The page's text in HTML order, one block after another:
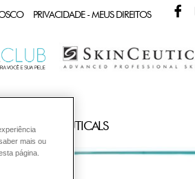
PRIVACIDADE - MEUS DIREITOS
SKINCEUTICALS
mais ou
página.